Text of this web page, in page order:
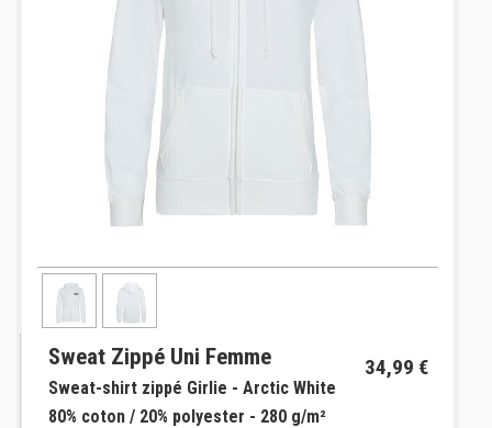
Sweat Zippé Uni Femme 34,99 €
Sweat-shirt zippé Girlie - Arctic White
80% coton / 20% polyester - 280 g/m²